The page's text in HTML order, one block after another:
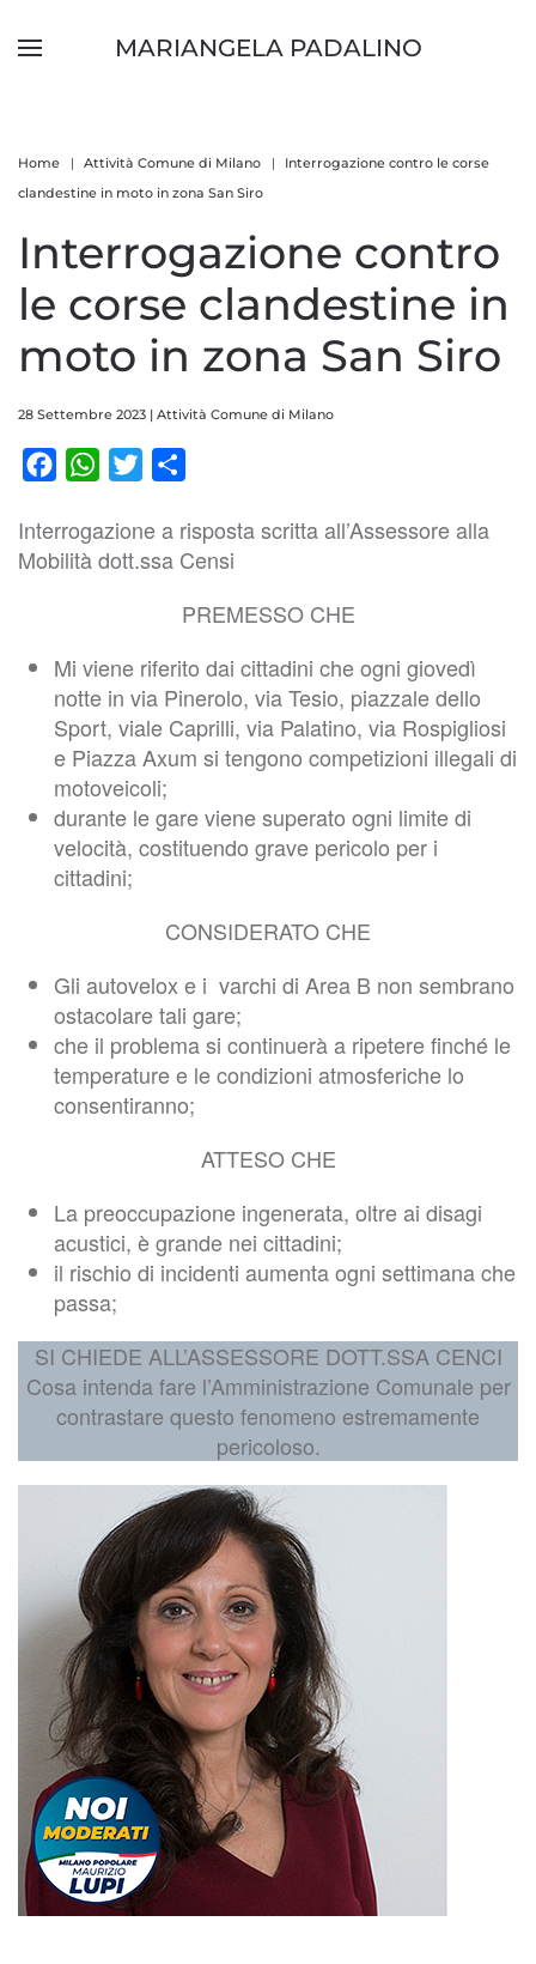
Skip to main content
MARIANGELA PADALINO
Home Attività Comune di Milano
Interrogazione contro le corse
clandestine in moto in zona San Siro
Interrogazione contro
le corse clandestine in
moto in zona San Siro
28 Settembre 2023 | Attività Comune di Milano
FacebookWhatsApp
Twitter
Interrogazione a risposta scritta all’Assessore alla
Mobilità dott.ssa Censi
PREMESSO CHE
Mi viene riferito dai cittadini che ogni giovedì
notte in via Pinerolo, via Tesio, piazzale dello
Sport, viale Caprilli, via Palatino, via Rospigliosi
e Piazza Axum si tengono competizioni illegali di
motoveicoli;
durante le gare viene superato ogni limite di
velocità, costituendo grave pericolo per i
cittadini;
CONSIDERATO CHE
Gli autovelox e i varchi di Area B non sembrano
ostacolare tali gare;
che il problema si continuerà a ripetere finché le
temperature e le condizioni atmosferiche lo
consentiranno;
ATTESO CHE
La preoccupazione ingenerata, oltre ai disagi
acustici, è grande nei cittadini;
il rischio di incidenti aumenta ogni settimana che
passa;
SI CHIEDE ALL’ASSESSORE DOTT.SSA CENCI
Cosa intenda fare l’Amministrazione Comunale per
contrastare questo fenomeno estremamente
pericoloso.